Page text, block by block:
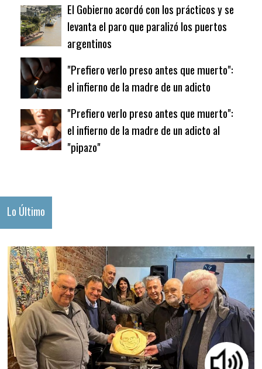
El Gobierno acordó con los prácticos y se
levanta el paro que paralizó los puertos
argentinos
"Prefiero verlo preso antes que muerto":
el infierno de la madre de un adicto
"Prefiero verlo preso antes que muerto":
el infierno de la madre de un adicto al
"pipazo"
Lo Último